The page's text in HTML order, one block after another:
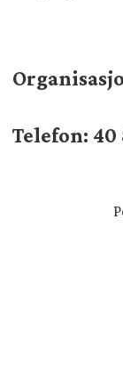
Telefon: 40